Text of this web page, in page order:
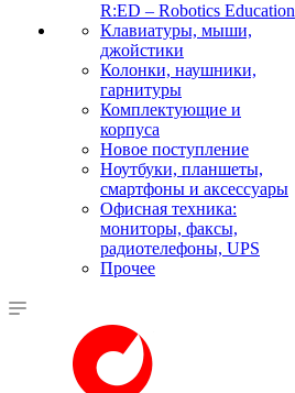
R:ED – Robotics Education
Клавиатуры, мыши,
джойстики
Колонки, наушники,
гарнитуры
Комплектующие и
корпуса
Новое поступление
Ноутбуки, планшеты,
смартфоны и аксессуары
Офисная техника:
мониторы, факсы,
радиотелефоны, UPS
Прочее